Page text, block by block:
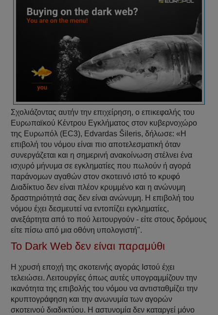
Σχολιάζοντας αυτήν την επιχείρηση, ο επικεφαλής του
Ευρωπαϊκού Κέντρου Εγκλήματος στον κυβερνοχώρο
της Ευρωπόλ (EC3), Edvardas Šileris, δήλωσε: «Η
επιβολή του νόμου είναι πιο αποτελεσματική όταν
συνεργάζεται και η σημερινή ανακοίνωση στέλνει ένα
ισχυρό μήνυμα σε εγκληματίες που πωλούν ή αγορά
παράνομων αγαθών στον σκοτεινό ιστό το κρυφό
Διαδίκτυο δεν είναι πλέον κρυμμένο και η ανώνυμη
δραστηριότητά σας δεν είναι ανώνυμη. Η επιβολή του
νόμου έχει δεσμευτεί να εντοπίζει εγκληματίες,
ανεξάρτητα από το πού λειτουργούν - είτε στους δρόμους
είτε πίσω από μια οθόνη υπολογιστή".
To Dark Web δεν είναι παραμύθι
Η χρυσή εποχή της σκοτεινής αγοράς Ιστού έχει
τελειώσει. Λειτουργίες όπως αυτές υπογραμμίζουν την
ικανότητα της επιβολής του νόμου να αντισταθμίζει την
κρυπτογράφηση και την ανωνυμία των αγορών
σκοτεινού διαδικτύου. Η αστυνομία δεν καταργεί μόνο